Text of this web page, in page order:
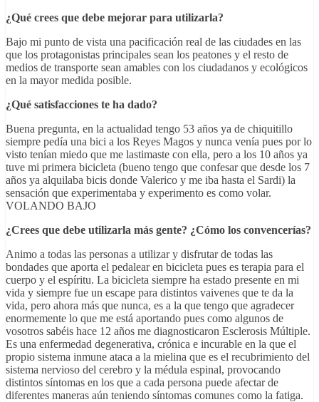
¿Qué crees que debe mejorar para utilizarla?
Bajo mi punto de vista una pacificación real de las ciudades en las
que los protagonistas principales sean los peatones y el resto de
medios de transporte sean amables con los ciudadanos y ecológicos
en la mayor medida posible.
¿Qué satisfacciones te ha dado?
Buena pregunta, en la actualidad tengo 53 años ya de chiquitillo
siempre pedía una bici a los Reyes Magos y nunca venía pues por lo
visto tenían miedo que me lastimaste con ella, pero a los 10 años ya
tuve mi primera bicicleta (bueno tengo que confesar que desde los 7
años ya alquilaba bicis donde Valerico y me iba hasta el Sardi) la
sensación que experimentaba y experimento es como volar.
VOLANDO BAJO
¿Crees que debe utilizarla más gente? ¿Cómo los convencerías?
Animo a todas las personas a utilizar y disfrutar de todas las
bondades que aporta el pedalear en bicicleta pues es terapia para el
cuerpo y el espíritu. La bicicleta siempre ha estado presente en mi
vida y siempre fue un escape para distintos vaivenes que te da la
vida, pero ahora más que nunca, es a la que tengo que agradecer
enormemente lo que me está aportando pues como algunos de
vosotros sabéis hace 12 años me diagnosticaron Esclerosis Múltiple.
Es una enfermedad degenerativa, crónica e incurable en la que el
propio sistema inmune ataca a la mielina que es el recubrimiento del
sistema nervioso del cerebro y la médula espinal, provocando
distintos síntomas en los que a cada persona puede afectar de
diferentes maneras aún teniendo síntomas comunes como la fatiga.